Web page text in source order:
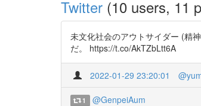
Twitter (10 users, 11
未文化社会のアウトサイダー (精
だ。 https://t.co/AkTZbLtt6A
2022-01-29 23:20:01
1 @GenpeiAum